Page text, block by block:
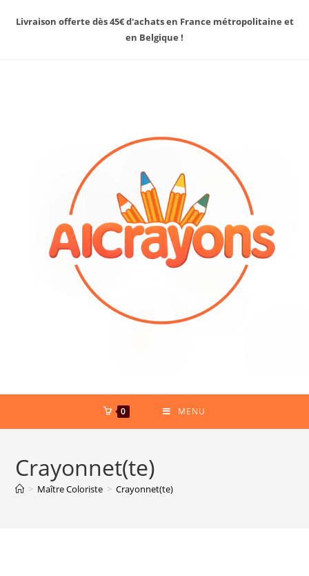
Livraison offerte dès 45€ d'achats en France métropolitaine et
en Belgique !
0 MENU
Crayonnet(te)
> Maître Coloriste > Crayonnet(te)